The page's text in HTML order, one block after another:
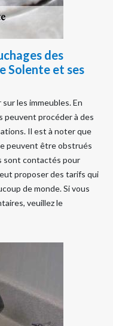
des
Solente et ses
les immeubles. En
peuvent procéder à des
Il est à noter que
peuvent être obstrués
sont contactés pour
proposer des tarifs qui
de monde. Si vous
veuillez le